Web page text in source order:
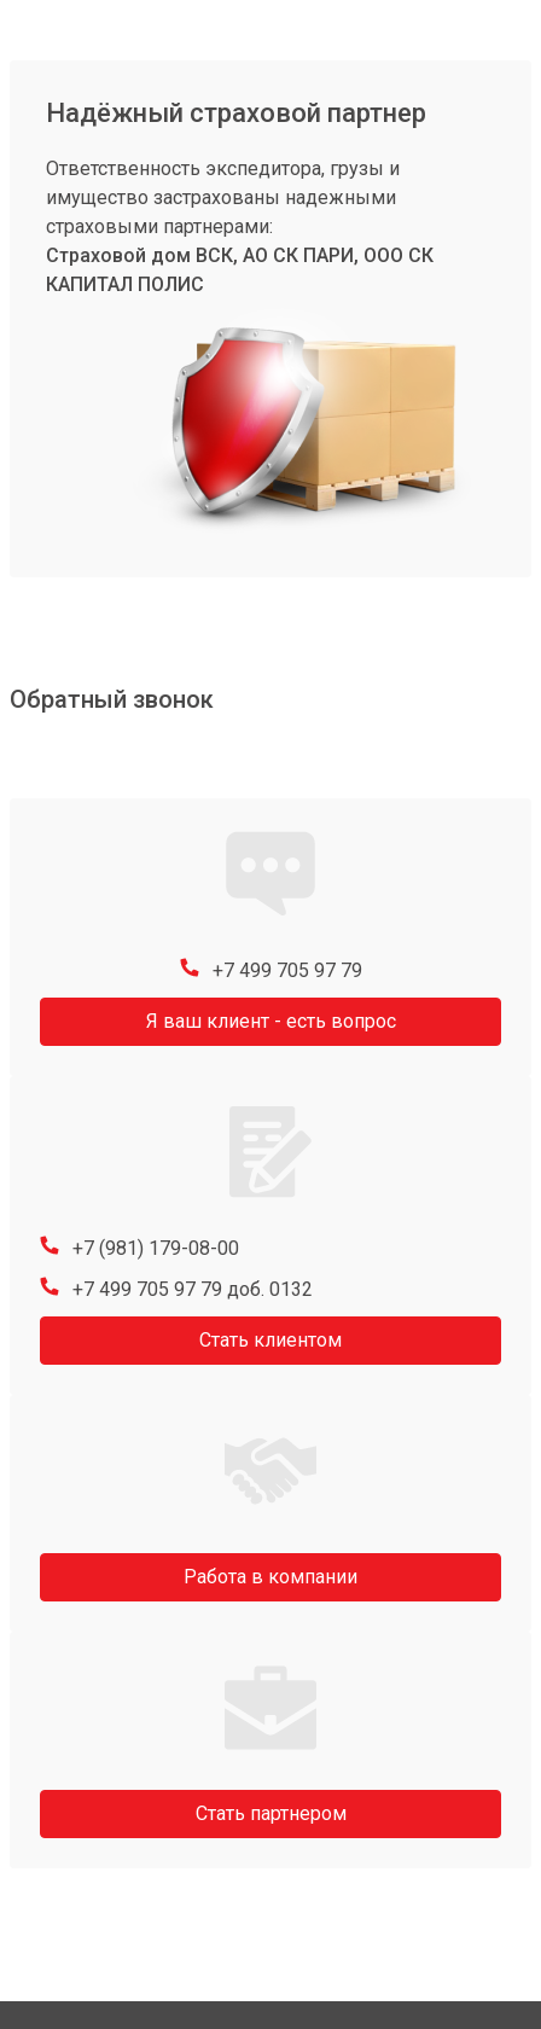
Надёжный страховой партнер
Ответственность экспедитора, грузы и
имущество застрахованы надежными
страховыми партнерами:
Страховой дом ВСК, АО СК ПАРИ, ООО СК
КАПИТАЛ ПОЛИС
Обратный звонок
+7 499 705 97 79
Я ваш клиент - есть вопрос
+7 (981) 179-08-00
+7 499 705 97 79 доб. 0132
Стать клиентом
Работа в компании
Стать партнером